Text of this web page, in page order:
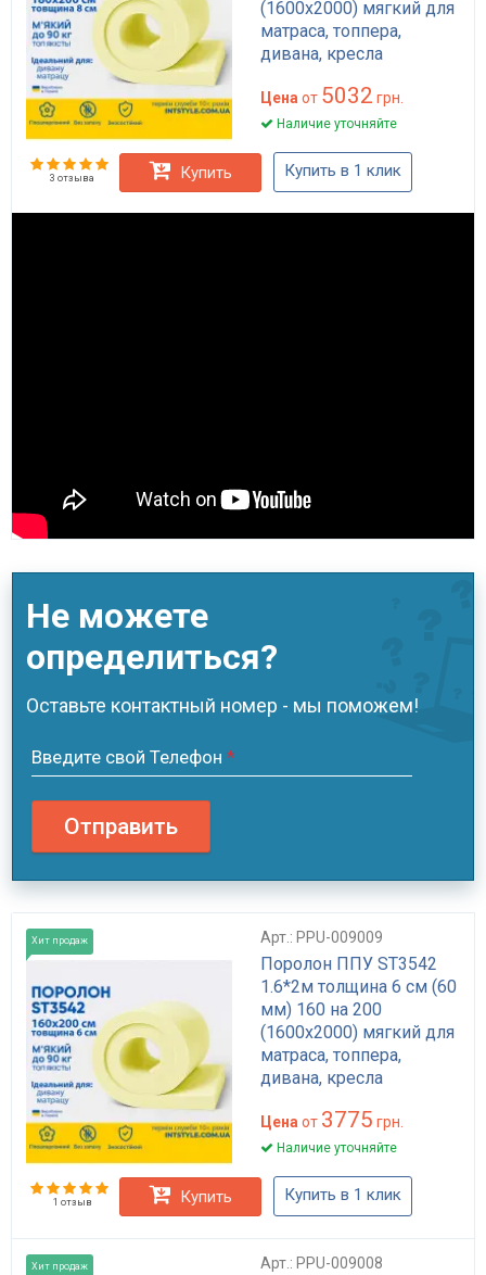
(1600х2000) мягкий для
матраса, топпера,
дивана, кресла
Цена от 5032 грн.
Наличие уточняйте
3 отзыва Купить Купить в 1 клик
Не можете
определиться?
Оставьте контактный номер - мы поможем!
Введите свой Телефон *
Отправить
Хит продаж Арт.: PPU-009009
Поролон ППУ ST3542
1.6*2м толщина 6 см (60
мм) 160 на 200
(1600х2000) мягкий для
матраса, топпера,
дивана, кресла
Цена от 3775 грн.
Наличие уточняйте
1 отзыв Купить Купить в 1 клик
Хит продаж Арт.: PPU-009008